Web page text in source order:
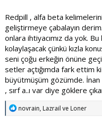
Redpill , alfa beta
geliştirmeye çabalayın
onlara ihtiyacımız da yok.
kolaylaşacak çünkü kızla
seni çoğu erkeğin önüne
setler açtığımda fark ettim ki
büyütmüşüm gözümde.
, sırf a..ı var diye göklere
T
novrain,Lazrail ve Loner